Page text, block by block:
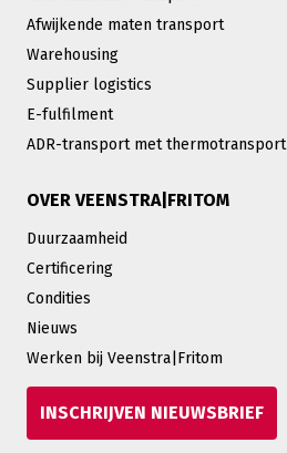
Afwijkende maten transport
Warehousing
Supplier logistics
E-fulfilment
ADR-transport met thermotransport
OVER VEENSTRA|FRITOM
Duurzaamheid
Certificering
Condities
Nieuws
Werken bij Veenstra|Fritom
INSCHRIJVEN NIEUWSBRIEF